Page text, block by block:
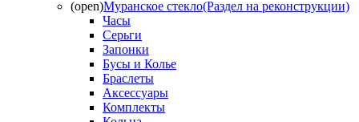
(open)Муранское стекло(Раздел на реконструкции)
Часы
Серьги
Запонки
Бусы и Колье
Браслеты
Аксессуары
Комплекты